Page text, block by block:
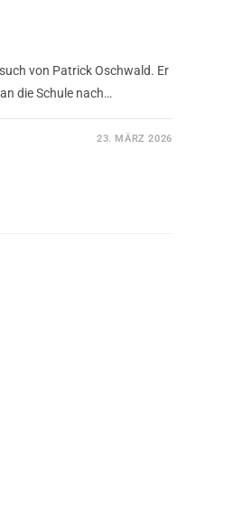
von Patrick Oschwald. Er
die Schule nach…
23. MÄRZ 2026